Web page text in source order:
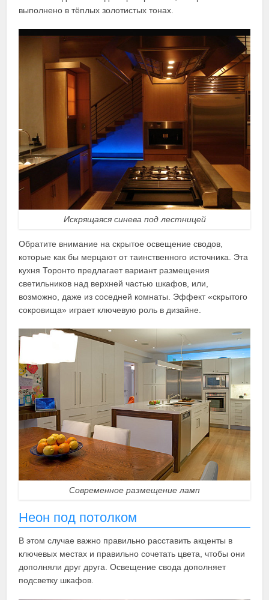
выполнено в тёплых золотистых тонах.
Искрящаяся синева под лестницей
Обратите внимание на скрытое освещение сводов,
которые как бы мерцают от таинственного источника. Эта
кухня Торонто предлагает вариант размещения
светильников над верхней частью шкафов, или,
возможно, даже из соседней комнаты. Эффект «скрытого
сокровища» играет ключевую роль в дизайне.
Современное размещение ламп
Неон под потолком
В этом случае важно правильно расставить акценты в
ключевых местах и правильно сочетать цвета, чтобы они
дополняли друг друга. Освещение свода дополняет
подсветку шкафов.